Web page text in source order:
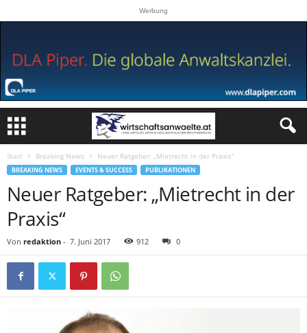
Werbung
Start Breaking News Neuer Ratgeber: „Mietrecht in der Praxis“
BREAKING NEWS EVENTS & SUCCESS PUBLIKATIONEN
Neuer Ratgeber: „Mietrecht in der
Praxis“
Von redaktion - 7. Juni 2017 912 0